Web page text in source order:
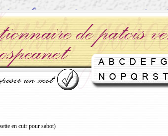
en cuir pour sabot)